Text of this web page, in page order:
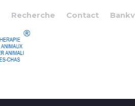
Recherche Contact